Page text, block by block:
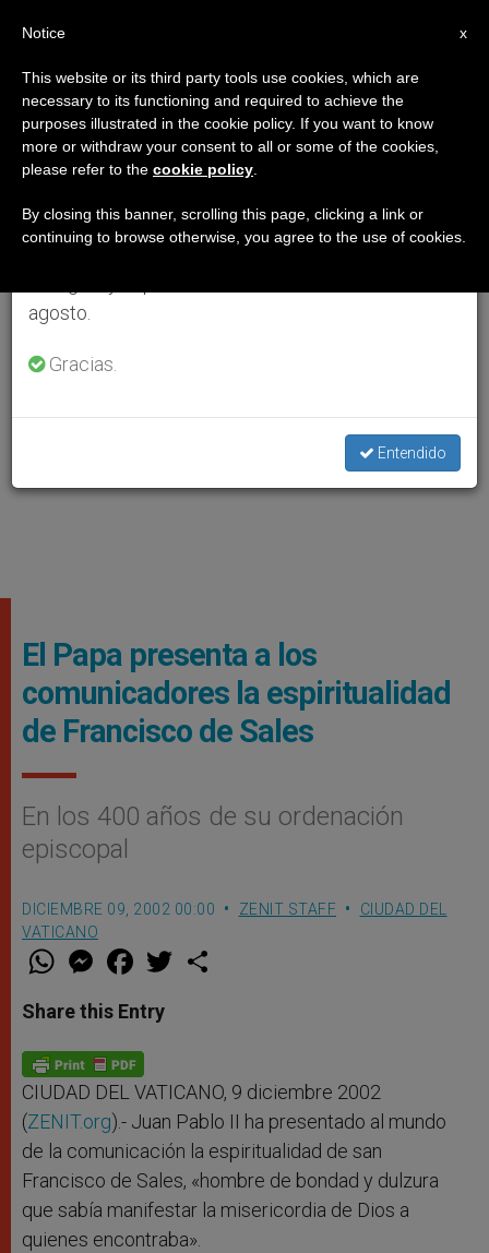
El Papa presenta a los
comunicadores la espiritualidad
de Francisco de Sales
En los 400 años de su ordenación
episcopal
DICIEMBRE 09, 2002 00:00 ZENIT STAFF
CIUDAD DEL
VATICANO
W
t
s
p
p
M
e
s
e
g
e
r
F
a
e
b
o
k
w
Share this Entry
CIUDAD DEL VATICANO, 9 diciembre 2002
(ZENIT.org).- Juan Pablo II ha presentado al mundo
de la comunicación la espiritualidad de san
Francisco de Sales, «hombre de bondad y dulzura
que sabía manifestar la misericordia de Dios a
quienes encontraba».
×
Aviso importante
Del 27 de julio al 7 de agosto haremos la pausa
anual, aprovechando que en el periodo de verano
se generan menos informaciones y también el
agosto.
Gracias.
Entendido
x
Notice
This website or its third party tools use cookies, which are
necessary to its functioning and required to achieve the
purposes illustrated in the cookie policy. If you want to know
more or withdraw your consent to all or some of the cookies,
please refer to the cookie policy
By closing this banner, scrolling this page, clicking a link or
continuing to browse otherwise, you agree to the use of cookies.